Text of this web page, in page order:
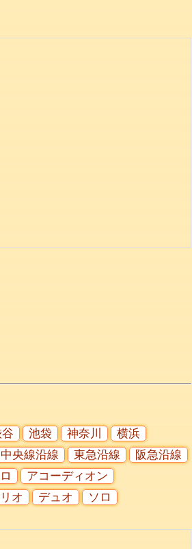
池袋 神奈川
横浜
中央線沿線 東急沿線
阪急沿線
アコーディオン
オ デュオ
ソロ